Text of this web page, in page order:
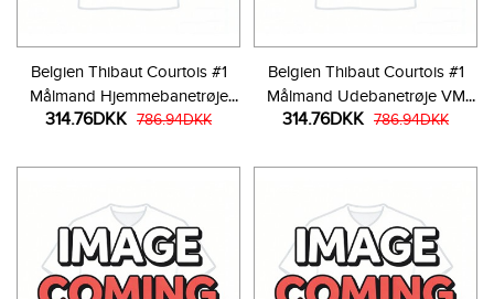
Belgien Thibaut Courtois #1
Målmand Hjemmebanetrøje
VM 2026 Kortærmet
314.76DKK 786.94DKK
Belgien Thibaut Courtois #1
Målmand Udebanetrøje VM
2026 Kortærmet
314.76DKK 786.94DKK